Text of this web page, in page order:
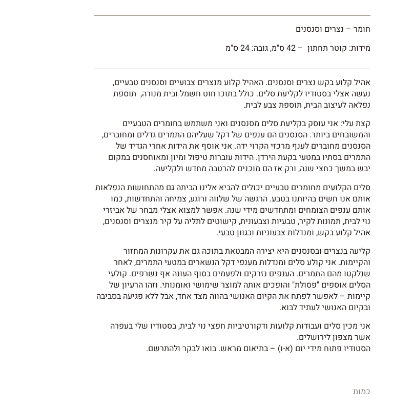
חומר – נצרים וסנסנים
מידות: קוטר תחתון – 42 ס"מ, גובה: 24 ס"מ
אהיל קלוע בקש נצרים וסנסנים. האהיל קלוע מנצרים צבועיים וסנסנים טבעיים,
נעשה אצלי בסטודיו לקליעת סלים. כולל בתוכו חוט חשמל ובית מנורה, תוספת
נפלאה לעיצוב הבית, תוספת צבע לבית.
קצת עלי: אני עוסק בקליעת סלים מסנסנים ואני משתמש בחומרים הטבעיים
והמשובחים ביותר. הסנסנים הם ענפים של דקל שעליהם התמרים גדלים ומחוברים,
הסנסנים מחוברים לענף מרכזי הקרוי ידה. אני אוסף את הידות אחרי הגדיד של
התמרים בסתיו במטעי בקעת הירדן. הידות עוברות טיפול ומיון ומאוחסנים במקום
יבש במשך כחצי שנה, ורק אז הם מוכנים להרטבה מחדש ולקליעה.
סלים הקלועים מחומרים טבעיים יכולים להביא אלינו הביתה גם מהתחושות הנפלאות
אותם אנו חשים בהיותנו בטבע. הרגשה של שלווה ורוגע, צמיחה והתחדשות, כמו
אותם ענפים הצומחים ומתחדשים מידי שנה. אפשר למצוא אצלי מבחר של אביזרי
נוי לבית, תמונות לקיר, טבעיות וצבעונית, קישוטים לתליה על קיר מנצרים וסנסנים,
אהיל קלוע בקש, ומנדלות צבעוניות ובגוון טבעי.
קליעה בנצרים ובסנסנים היא יצירה המבטאת בתוכה גם את עקרונות המחזור
והקיימות. אני קולע סלים ומנדלות מענפי דקל הנשארים במטעי התמרים, לאחר
שנלקטו מהם התמרים. הענפים נזרקים ולפעמים בסוף העונה אף נשרפים. קולעי
הסלים אוספים "פסולת" והופכים אותה למוצר שימושי ואומנותי. וזהו הרעיון של
קיימות – לאפשר לפתח את הקיום האנושי בהווה מצד אחד, אבל ללא פגיעה בסביבה
ובקיום האנושי לעתיד לבוא.
אני מכין סלים ועבודות קלועות ודקורטיביות חפצי נוי לבית, בסטודיו שלי בעפרה
אשר מצפון לירושלים.
הסטודיו פתוח מידי יום (א-ו) – בתיאום מראש. בואו לבקר ולהתרשם.
כמות